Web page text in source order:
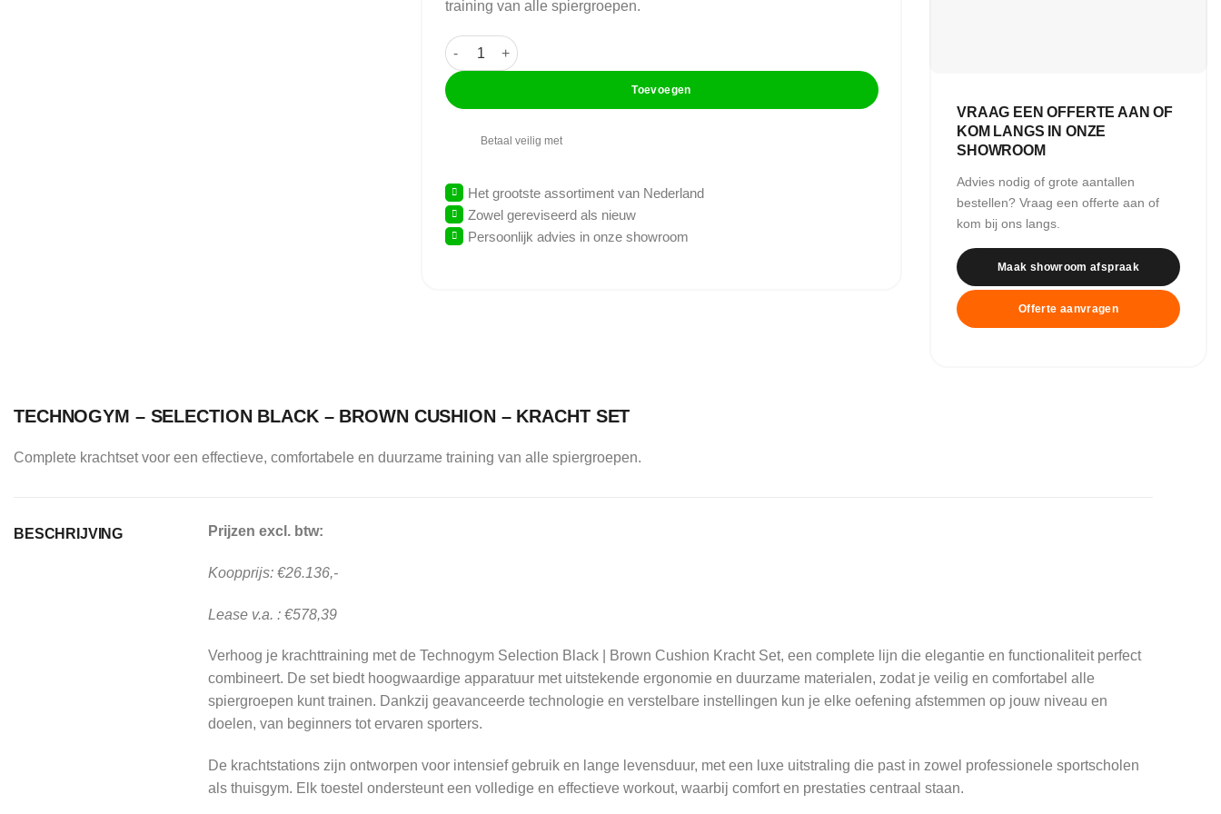
training van alle spiergroepen.
Technogym - Selection Black - Brown Cushion - Kracht Set aantal
Toevoegen
Betaal veilig met
Het grootste assortiment van Nederland
Zowel gereviseerd als nieuw
Persoonlijk advies in onze showroom
VRAAG EEN OFFERTE AAN OF
KOM LANGS IN ONZE
SHOWROOM
Advies nodig of grote aantallen
bestellen? Vraag een offerte aan of
kom bij ons langs.
Maak showroom afspraak
Offerte aanvragen
TECHNOGYM – SELECTION BLACK – BROWN CUSHION – KRACHT SET
Complete krachtset voor een effectieve, comfortabele en duurzame training van alle spiergroepen.
BESCHRIJVING Prijzen excl. btw:
Koopprijs: €26.136,-
Lease v.a. : €578,39
Verhoog je krachttraining met de Technogym Selection Black | Brown Cushion Kracht Set, een complete lijn die elegantie en functionaliteit perfect
combineert. De set biedt hoogwaardige apparatuur met uitstekende ergonomie en duurzame materialen, zodat je veilig en comfortabel alle
spiergroepen kunt trainen. Dankzij geavanceerde technologie en verstelbare instellingen kun je elke oefening afstemmen op jouw niveau en
doelen, van beginners tot ervaren sporters.
De krachtstations zijn ontworpen voor intensief gebruik en lange levensduur, met een luxe uitstraling die past in zowel professionele sportscholen
als thuisgym. Elk toestel ondersteunt een volledige en effectieve workout, waarbij comfort en prestaties centraal staan.